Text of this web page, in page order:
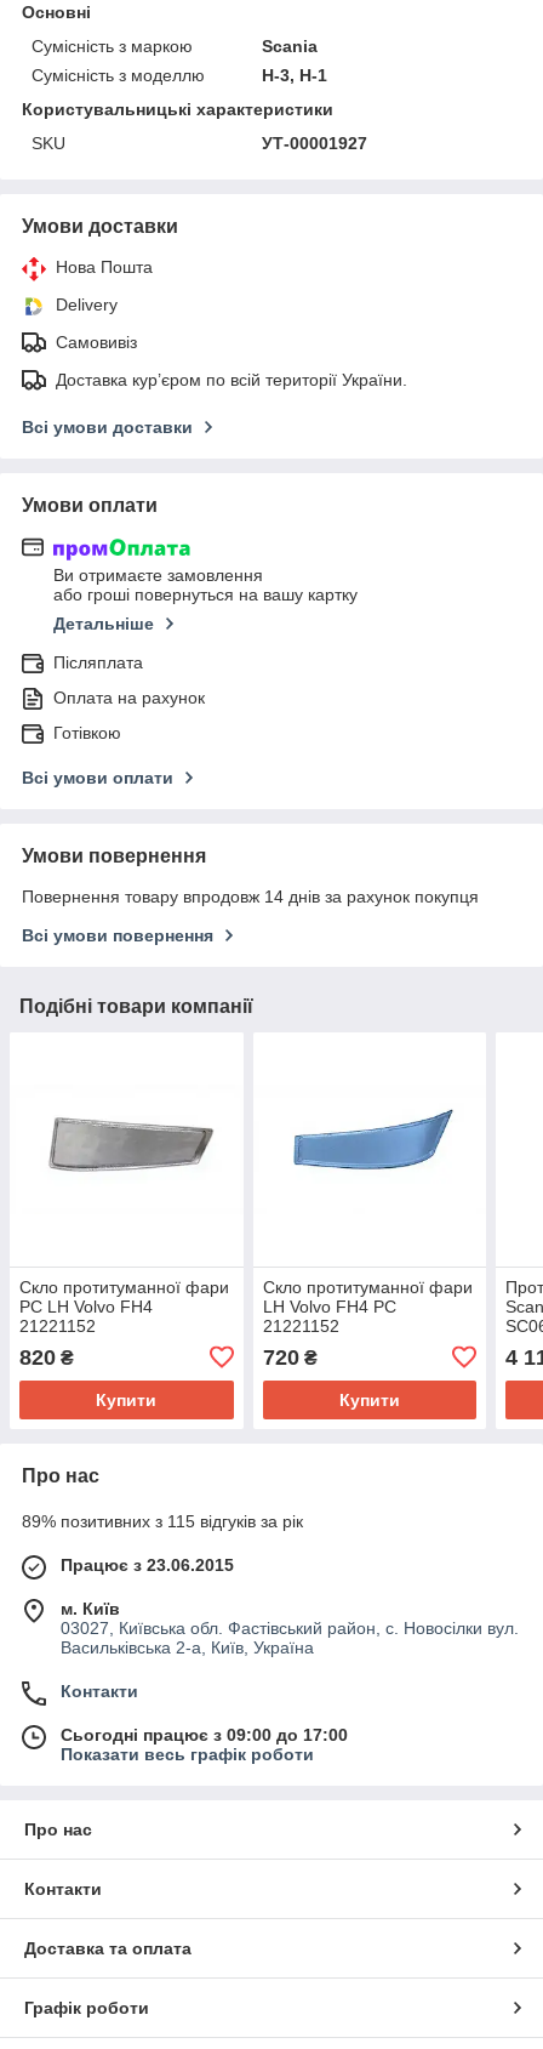
Основні
Сумісність з маркою
Scania
Сумісність з моделлю
H-3, H-1
Користувальницькі характеристики
SKU
УТ-00001927
Умови доставки
Нова Пошта
Delivery
Самовивіз
Доставка кур’єром по всій території України.
Всі умови доставки
Умови оплати
Ви отримаєте замовлення
або гроші повернуться на вашу картку
Детальніше
Післяплата
Оплата на рахунок
Готівкою
Всі умови оплати
Умови повернення
Повернення товару впродовж 14 днів за рахунок покупця
Всі умови повернення
Подібні товари компанії
Скло протитуманної фари
PC LH Volvo FH4
21221152
820 ₴
Купити
Скло протитуманної фари
LH Volvo FH4 PC
21221152
720₴
Купити
4
Про нас
89% позитивних з 115 відгуків за рік
Працює з 23.06.2015
м. Київ
03027, Київська обл. Фастівський район, с. Новосілки вул.
Васильківська 2-а, Київ, Україна
Контакти
Сьогодні працює з 09:00 до 17:00
Показати весь графік роботи
Про нас
Контакти
Доставка та оплата
Графік роботи